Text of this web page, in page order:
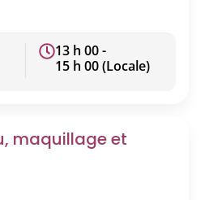
13 h 00 -
15 h 00 (Locale)
maquillage et